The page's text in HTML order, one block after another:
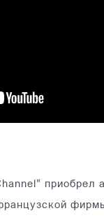
приобрел